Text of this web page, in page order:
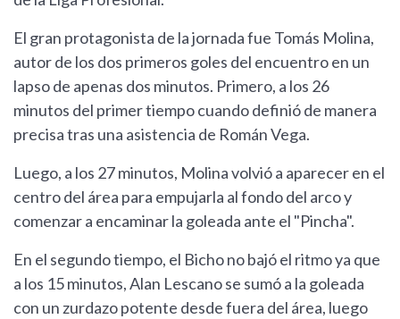
El gran protagonista de la jornada fue Tomás Molina,
autor de los dos primeros goles del encuentro en un
lapso de apenas dos minutos. Primero, a los 26
minutos del primer tiempo cuando definió de manera
precisa tras una asistencia de Román Vega.
Luego, a los 27 minutos, Molina volvió a aparecer en el
centro del área para empujarla al fondo del arco y
comenzar a encaminar la goleada ante el "Pincha".
En el segundo tiempo, el Bicho no bajó el ritmo ya que
a los 15 minutos, Alan Lescano se sumó a la goleada
con un zurdazo potente desde fuera del área, luego